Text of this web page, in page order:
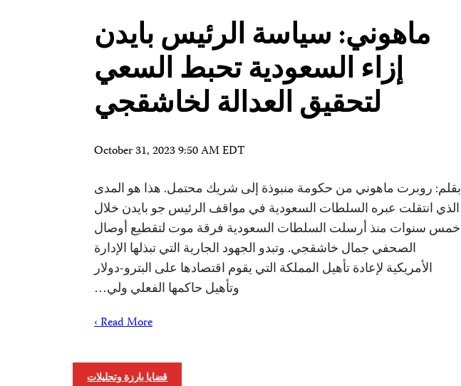
ماهوني: سياسة الرئيس بايدن
إزاء السعودية تحبط السعي
لتحقيق العدالة لخاشقجي
October 31, 2023 9:50 AM EDT
بقلم: روبرت ماهوني من حكومة منبوذة إلى شريك محتمل. هذا هو المدى
الذي انتقلت عبره السلطات السعودية في مواقف الرئيس جو بايدن خلال
خمس سنوات منذ أرسلت السلطات السعودية فرقة موت لتقطيع أوصال
الصحفي جمال خاشقجي. وتبدو الجهود الجارية التي تبذلها الإدارة
الأمريكية لإعادة تأهيل المملكة التي يقوم اقتصادها على البترو-دولار
وتأهيل حاكمها الفعلي ولي…
Read More ›
قضايا بارزة وتحليلات